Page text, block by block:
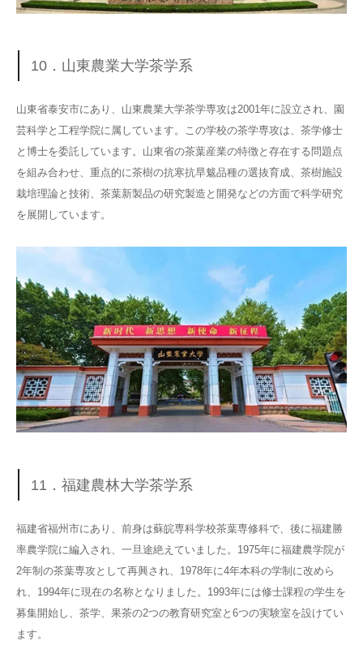
10．山東農業大学茶学系
山東省泰安市にあり、山東農業大学茶学専攻は2001年に設立され、園
芸科学と工程学院に属しています。この学校の茶学専攻は、茶学修士
と博士を委託しています。山東省の茶葉産業の特徴と存在する問題点
を組み合わせ、重点的に茶樹の抗寒抗旱魃品種の選抜育成、茶樹施設
栽培理論と技術、茶葉新製品の研究製造と開発などの方面で科学研究
を展開しています。
11．福建農林大学茶学系
福建省福州市にあり、前身は蘇皖専科学校茶葉専修科で、後に福建勝
率農学院に編入され、一旦途絶えていました。1975年に福建農学院が
2年制の茶葉専攻として再興され、1978年に4年本科の学制に改めら
れ、1994年に現在の名称となりました。1993年には修士課程の学生を
募集開始し、茶学、果茶の2つの教育研究室と6つの実験室を設けてい
ます。